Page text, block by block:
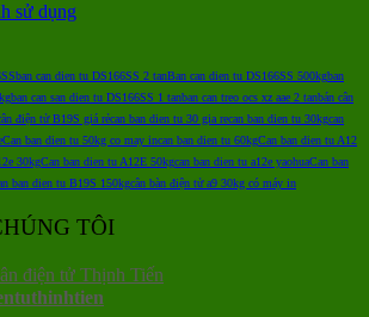
sử dụng
ban can dien tu DS166SS 2 tanBan can dien tu DS166SS 500kgban
ban can san dien tu DS166SS 1 tanban can treo ocs xz aae 2 tanbán cân
điện tử B19S giá rẻcan ban dien tu 30 gia recan ban dien tu 30kgcan
Can ban dien tu 50kg co may incan ban dien tu 60kgCan ban dien tu A12
30kgCan ban dien tu A12E 50kgcan ban dien tu a12e yaohuaCan ban
ban dien tu B19S 150kgcân bàn điện tử a9 30kg có máy in
TÔI
điện tử Thịnh Tiến